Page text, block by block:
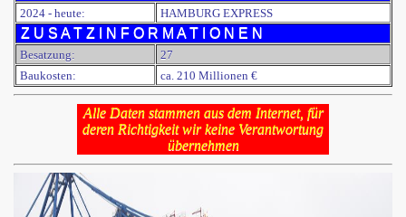
2024 - heute: HAMBURG EXPRESS
Z U S A T Z I N F O R M A T I O N E N
Besatzung:
27
Baukosten:
ca. 210 Millionen €
Alle Daten stammen aus dem Internet, für
deren Richtigkeit wir keine Verantwortung
übernehmen